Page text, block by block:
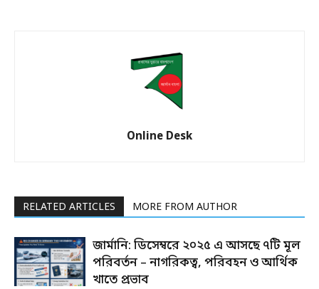
Online Desk
RELATED ARTICLES MORE FROM AUTHOR
জার্মানি: ডিসেম্বরে ২০২৫ এ আসছে ৭টি মূল
পরিবর্তন – নাগরিকত্ব, পরিবহন ও আর্থিক
খাতে প্রভাব